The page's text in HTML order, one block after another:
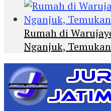
Rumah di
Nganjuk,